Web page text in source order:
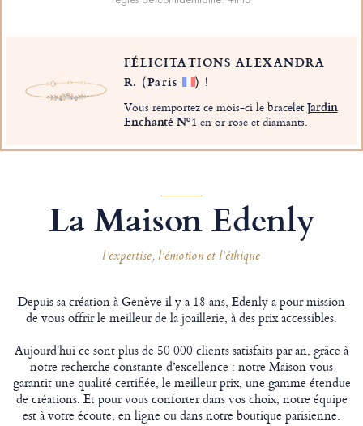
FÉLICITATIONS ALEXANDRA
R. (Paris ) !
Vous remportez ce mois-ci le braceletJardin
Enchanté Nº1 en or rose et diamants.
La Maison Edenly
l’expertise, l’émotion et l’éthique
Depuis sa création à Genève il y a 18 ans, Edenly a pour mission
de vous offrir le meilleur de la joaillerie, à des prix accessibles.
Aujourd'hui ce sont plus de 50 000 clients satisfaits par an, grâce à
notre recherche constante d’excellence : notre Maison vous
garantit une qualité certifiée, le meilleur prix, une gamme étendue
de créations. Et pour vous conforter dans vos choix, notre équipe
est à votre écoute, en ligne ou dans notre boutique parisienne.